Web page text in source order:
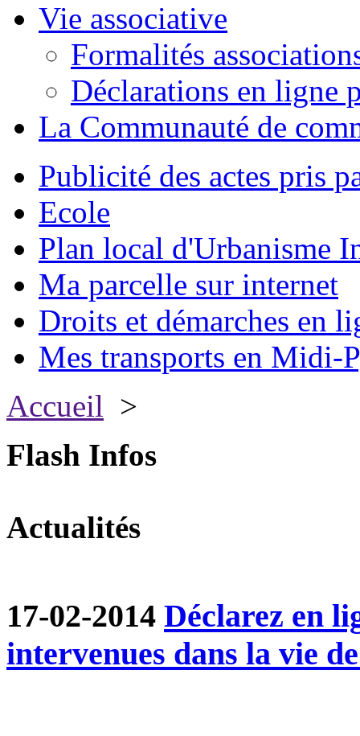
Vie associative
Formalités
Déclarations en ligne
La Communauté de
Publicité des actes pris
Ecole
Plan local d'Urbanisme
Ma parcelle sur internet
Droits et démarches en
Mes transports en Midi-
Accueil >
Flash Infos
Actualités
17-02-2014 Déclarez en
intervenues dans la vie